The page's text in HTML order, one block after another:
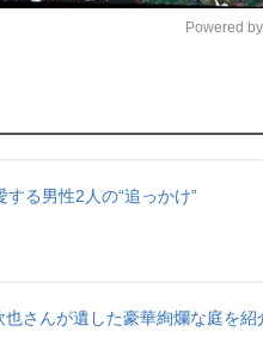
u
Powered by
る男性2人の“追っかけ”
也さんが遺した豪華絢爛な庭を紹